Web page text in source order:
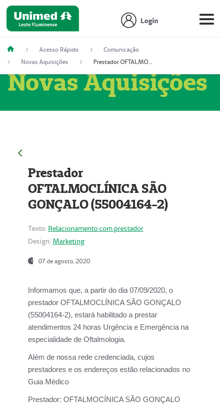
Login
Acesso Rápido
Comunicação
Novas Aquisições
Prestador OFTALMOCLÍNICA SÃO GONÇALO (55004164-2)
Novas Aquisições
Prestador
OFTALMOCLÍNICA SÃO
GONÇALO (55004164-2)
Texto: Relacionamento com prestador
Design: Marketing
07 de agosto, 2020
Informamos que, a partir do dia 07/09/2020, o
prestador OFTALMOCLÍNICA SÃO GONÇALO
(55004164-2), estará habilitado a prestar
atendimentos 24 horas Urgência e Emergência na
especialidade de Oftalmologia.
Além de nossa rede credenciada, cujos
prestadores e os endereços estão relacionados no
Guia Médico
Prestador: OFTALMOCÍNICA SÃO GONÇALO